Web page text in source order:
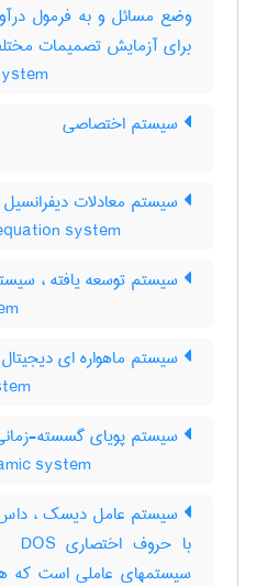
وضع مسائل و به فرمول
برای آزمایش تصمیمات
سیستم اختصاصی
سیستم معادلات
system
سیستم توسعه یافته ،
سیستم ماهواره ای دیجیتال
سیستم پویای گسسته-
system
سیستم عامل دیسک ،
سیستمهای عاملی است که